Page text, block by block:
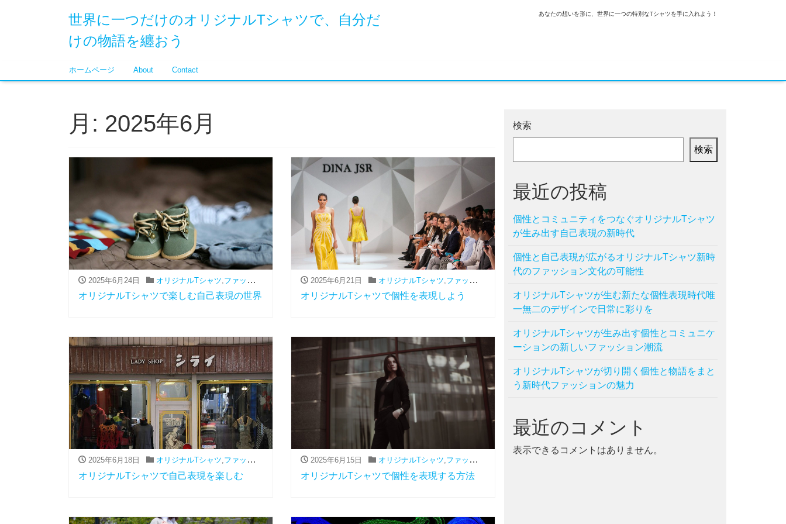
世界に一つだけのオリジナルTシャツで、自分だ
けの物語を纏おう
あなたの想いを形に、世界に一つの特別なTシャツを手に入れよう！
ホームページ About Contact
月: 2025年6月
2025年6月24日 オリジナルTシャツ ファッション（アパレル関連） ,流行
オリジナルTシャツで楽しむ自己表現の世界
2025年6月21日 オリジナルTシャツ ファッション（アパレル関連）
オリジナルTシャツで個性を表現しよう
2025年6月18日 オリジナルTシャツ,ファッション（アパレル関連） ,流行
オリジナルTシャツで自己表現を楽しむ
2025年6月15日 オリジナルTシャツ,ファッション（アパレル関連）
オリジナルTシャツで個性を表現する方法
検索
検索
最近の投稿
個性とコミュニティをつなぐオリジナルTシャツ
が生み出す自己表現の新時代
個性と自己表現が広がるオリジナルTシャツ新時
代のファッション文化の可能性
オリジナルTシャツが生む新たな個性表現時代唯
一無二のデザインで日常に彩りを
オリジナルTシャツが生み出す個性とコミュニケ
ーションの新しいファッション潮流
オリジナルTシャツが切り開く個性と物語をまと
う新時代ファッションの魅力
最近のコメント
表示できるコメントはありません。